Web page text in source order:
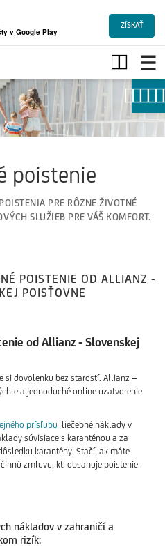
v Google Play
ZÍSKAŤ
poistenie
PRE RÔZNE ŽIVOTNÉ
SLUŽIEB PRE VÁŠ KOMFORT.
POISTENIE OD ALLIANZ -
POISŤOVNE
od Allianz - Slovenskej
si dovolenku bez starostí. Allianz –
a jednoduché online uzatvorenie
prísľubu liečebné náklady v
súvisiace s karanténou a za
karantény. Stačí, ak máte
zmluvu, kt. obsahuje poistenie
nákladov v zahraničí a
rizík: